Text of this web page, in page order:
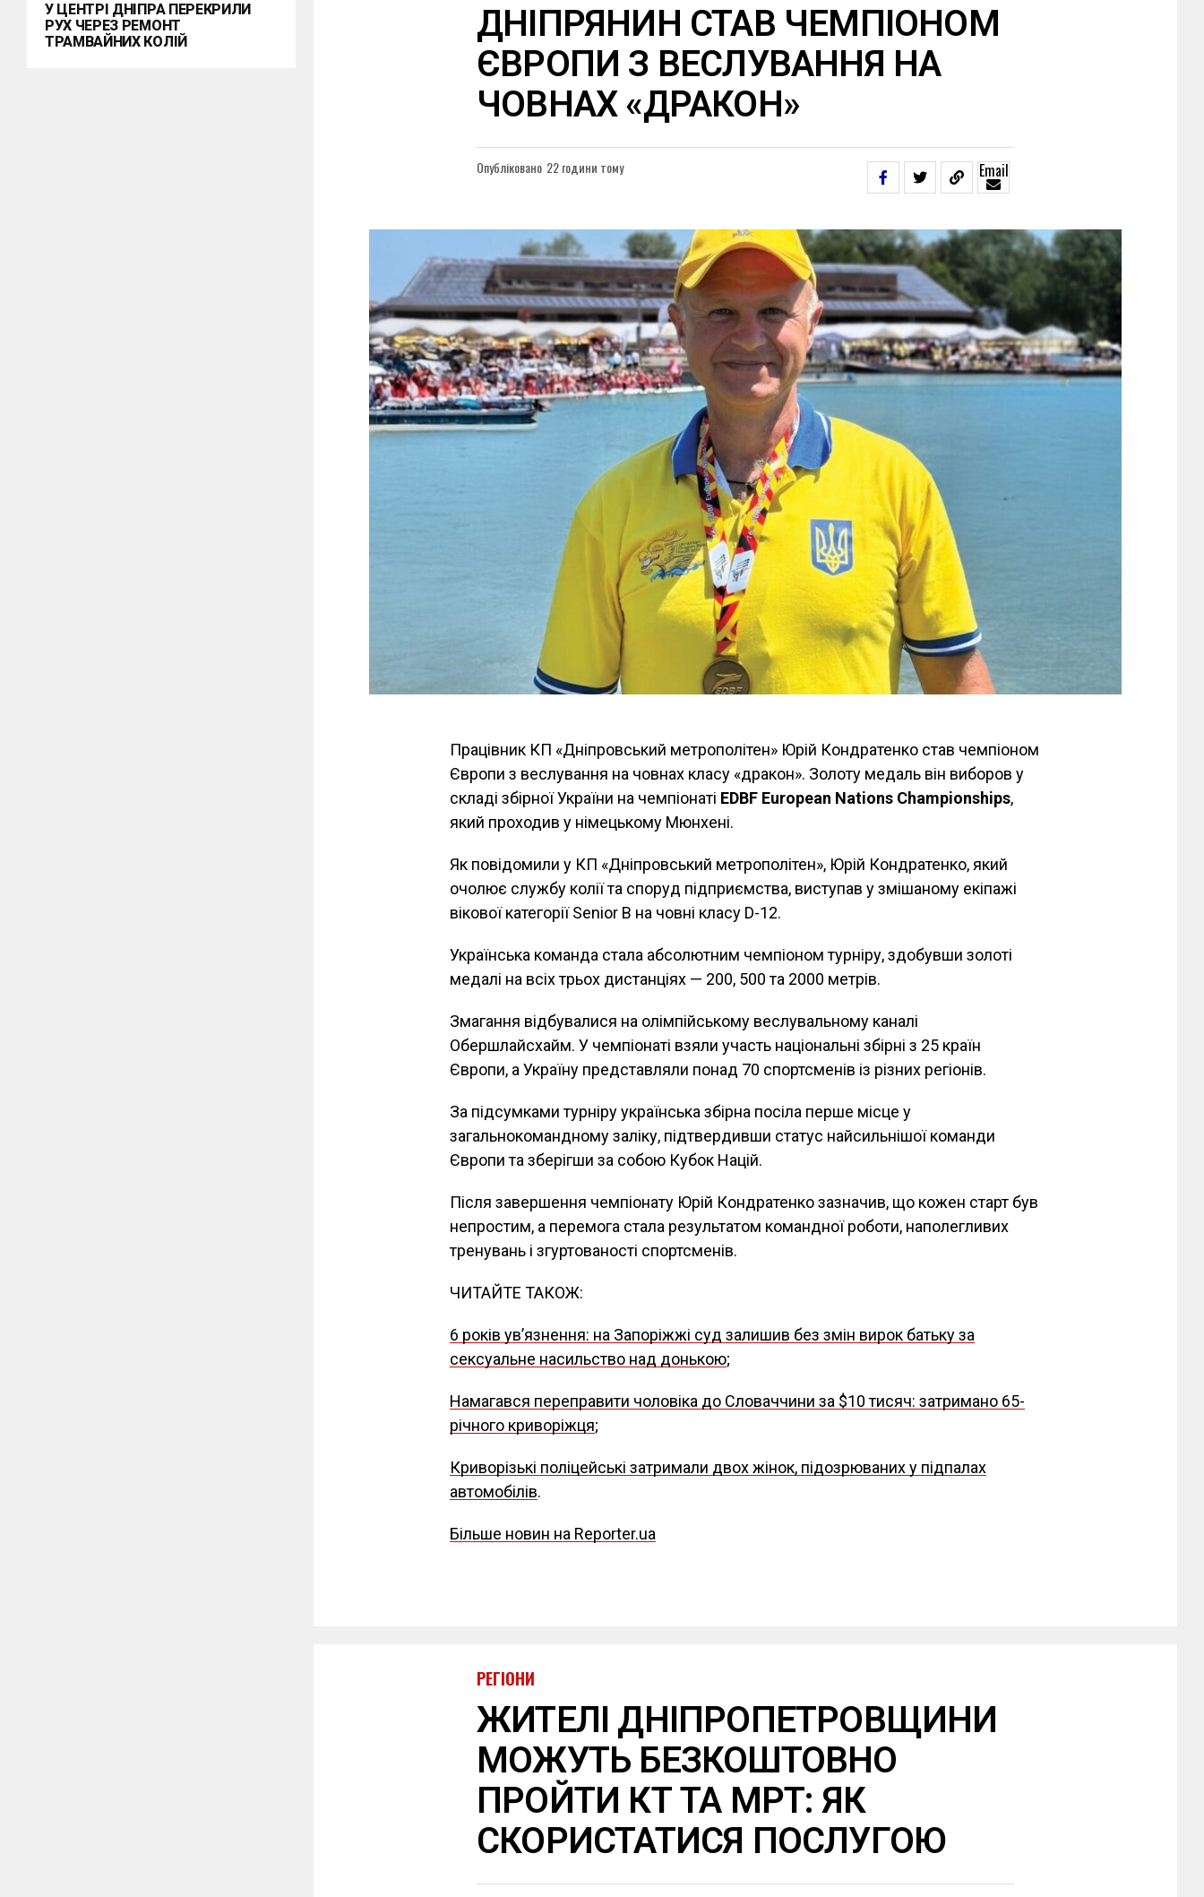
У ЦЕНТРІ ДНІПРА ПЕРЕКРИЛИ
РУХ ЧЕРЕЗ РЕМОНТ
ТРАМВАЙНИХ КОЛІЙ
ДНІПРЯНИН СТАВ ЧЕМПІОНОМ
ЄВРОПИ З ВЕСЛУВАННЯ НА
ЧОВНАХ «ДРАКОН»
Опубліковано 22 години тому Email
Працівник КП «Дніпровський метрополітен» Юрій Кондратенко став чемпіоном
Європи з веслування на човнах класу «дракон». Золоту медаль він виборов у
складі збірної України на чемпіонаті EDBF European Nations Championships,
який проходив у німецькому Мюнхені.
Як повідомили у КП «Дніпровський метрополітен», Юрій Кондратенко, який
очолює службу колії та споруд підприємства, виступав у змішаному екіпажі
вікової категорії Senior B на човні класу D-12.
Українська команда стала абсолютним чемпіоном турніру, здобувши золоті
медалі на всіх трьох дистанціях — 200, 500 та 2000 метрів.
Змагання відбувалися на олімпійському веслувальному каналі
Обершлайсхайм. У чемпіонаті взяли участь національні збірні з 25 країн
Європи, а Україну представляли понад 70 спортсменів із різних регіонів.
За підсумками турніру українська збірна посіла перше місце у
загальнокомандному заліку, підтвердивши статус найсильнішої команди
Європи та зберігши за собою Кубок Націй.
Після завершення чемпіонату Юрій Кондратенко зазначив, що кожен старт був
непростим, а перемога стала результатом командної роботи, наполегливих
тренувань і згуртованості спортсменів.
ЧИТАЙТЕ ТАКОЖ:
6 років увʼязнення: на Запоріжжі суд залишив без змін вирок батьку за
сексуальне насильство над донькою;
Намагався переправити чоловіка до Словаччини за $10 тисяч: затримано 65-
річного криворіжця;
Криворізькі поліцейські затримали двох жінок, підозрюваних у підпалах
автомобілів.
Більше новин на Reporter.ua
РЕГІОНИ
ЖИТЕЛІ ДНІПРОПЕТРОВЩИНИ
МОЖУТЬ БЕЗКОШТОВНО
ПРОЙТИ КТ ТА МРТ: ЯК
СКОРИСТАТИСЯ ПОСЛУГОЮ